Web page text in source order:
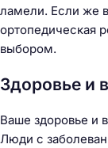
ламели. Если же
ортопедическая
выбором.
Здоровье и
Ваше здоровье и
Люди с